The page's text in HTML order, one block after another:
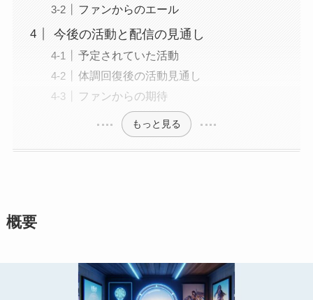
ファンからのエール
今後の活動と配信の見通し
予定されていた活動
体調回復後の活動見通し
ファンからの期待
もっと見る
概要